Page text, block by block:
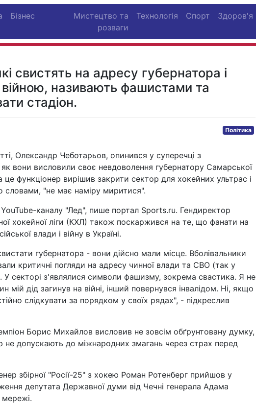
Бізнес
Мистецтво та
розваги
Технологія Спорт Здоров'я
свистять на адресу губернатора і
називають фашистами та
стадіон.
Політика
Олександр Чеботарьов, опинився у суперечці з
вони висловили своє невдоволення губернатору Самарської
це функціонер вирішив закрити сектор для хокейних ультрас і
словами, "не має наміру миритися".
каналу "Лед", пише портал Sports.ru. Гендиректор
хокейної ліги (КХЛ) також поскаржився на те, що фанати на
влади і війну в Україні.
губернатора - вони дійсно мали місце. Вболівальники
критичні погляди на адресу чинної влади та СВО (так у
У секторі з'являлися символи фашизму, зокрема свастика. Я не
дід загинув на війні, інший повернувся інвалідом. Ні, якщо
слідкувати за порядком у своїх рядах", - підкреслив
Борис Михайлов висловив не зовсім обґрунтовану думку,
не допускають до міжнародних змагань через страх перед
збірної "Росії-25" з хокею Роман Ротенберг прийшов у
депутата Державної думи від Чечні генерала Адама
мережі.